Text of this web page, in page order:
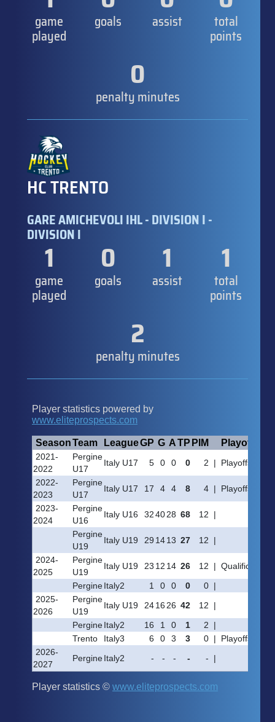
game
played
goals assist total
points
0
penalty minutes
HC TRENTO
GARE AMICHEVOLI IHL - DIVISION I -
DIVISION I
1
game
played
0
goals
1
assist
1
total
points
2
penalty minutes